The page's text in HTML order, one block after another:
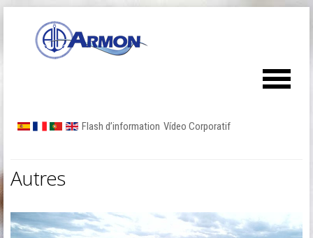
Flash d’information Vídeo Corporatif
Autres